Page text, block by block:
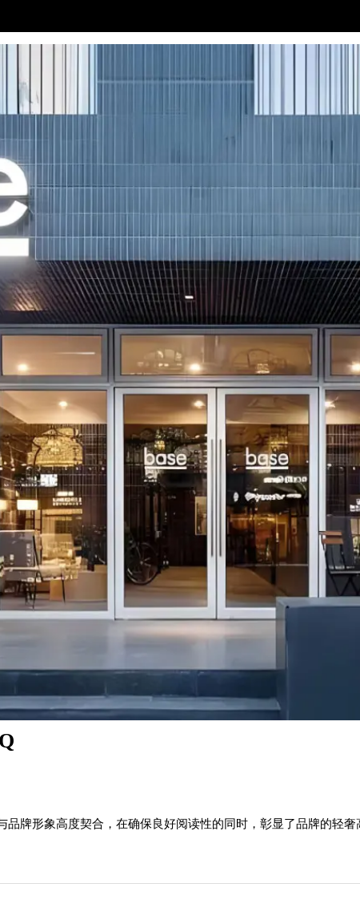
品牌形象高度契合，在确保良好阅读性的同时，彰显了品牌的轻